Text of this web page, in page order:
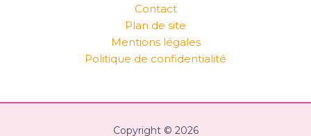
Contact
Plan de site
Mentions légales
Politique de confidentialité
Copyright © 2026